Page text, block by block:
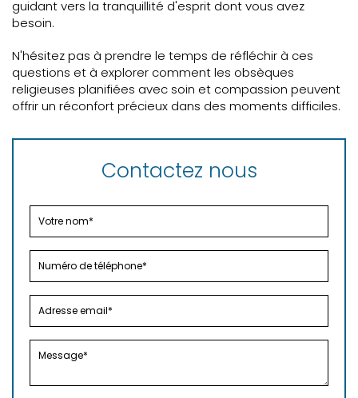
guidant vers la tranquillité d'esprit dont vous avez
besoin.
N'hésitez pas à prendre le temps de réfléchir à ces
questions et à explorer comment les obsèques
religieuses planifiées avec soin et compassion peuvent
offrir un réconfort précieux dans des moments difficiles.
Contactez nous